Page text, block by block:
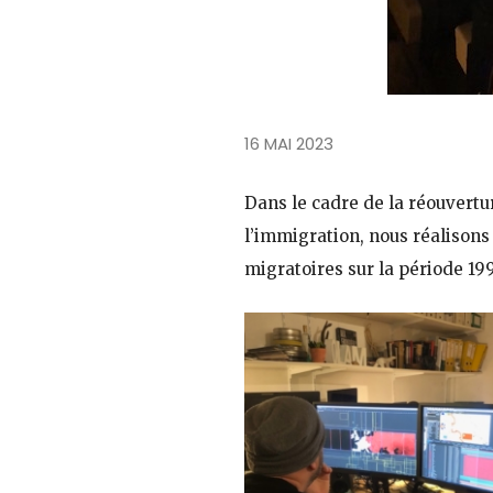
16 MAI 2023
Dans le cadre de la
l’immigration, nous
migratoires sur la période